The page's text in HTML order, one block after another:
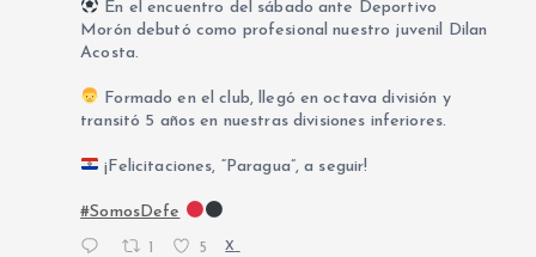
En el encuentro del sábado ante Deportivo
Morón debutó como profesional nuestro juvenil Dilan
Acosta.
Formado en el club, llegó en octava división y
transitó 5 años en nuestras divisiones inferiores.
¡Felicitaciones, “Paragua”, a seguir!
#SomosDefe
1 5 X